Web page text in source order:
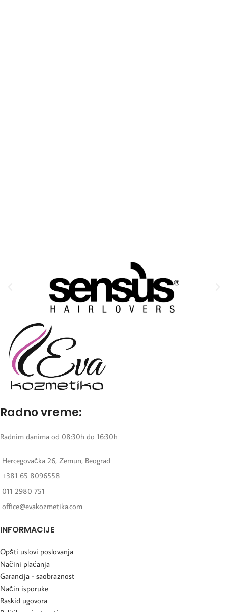
Radno vreme:
Radnim danima od 08:30h do 16:30h
Hercegovačka 26, Zemun, Beograd
+381 65 8096558
011 2980 751
office@evakozmetika.com
INFORMACIJE
Opšti uslovi poslovanja
Načini plaćanja
Garancija - saobraznost
Način isporuke
Raskid ugovora